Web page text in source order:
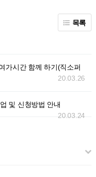
목록
가시간 함께 하기(직소퍼
20.03.26
및 신청방법 안내
20.03.24